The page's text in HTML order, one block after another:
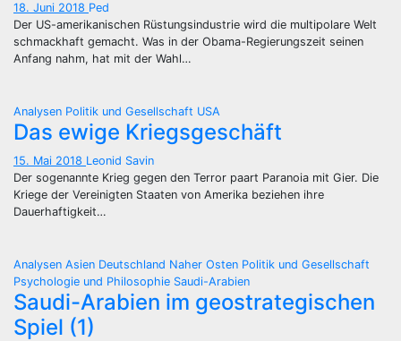
18. Juni 2018 Ped
Der US-amerikanischen Rüstungsindustrie wird die multipolare Welt
schmackhaft gemacht. Was in der Obama-Regierungszeit seinen
Anfang nahm, hat mit der Wahl…
Analysen Politik und Gesellschaft USA
Das ewige Kriegsgeschäft
15. Mai 2018 Leonid Savin
Der sogenannte Krieg gegen den Terror paart Paranoia mit Gier. Die
Kriege der Vereinigten Staaten von Amerika beziehen ihre
Dauerhaftigkeit…
Analysen Asien Deutschland Naher Osten Politik und Gesellschaft
Psychologie und Philosophie Saudi-Arabien
Saudi-Arabien im geostrategischen
Spiel (1)